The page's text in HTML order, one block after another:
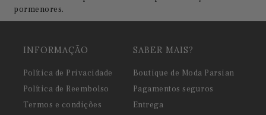
pormenores.
INFORMAÇÃO
Política de Privacidade
Política de Reembolso
Termos e condições
SABER MAIS?
Boutique de Moda Parsian
Pagamentos seguros
Entrega